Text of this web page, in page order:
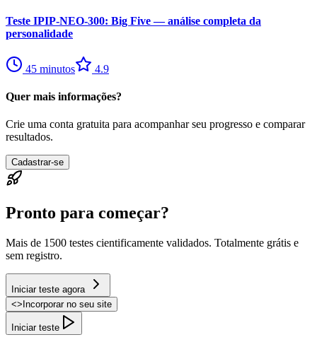
Teste IPIP-NEO-300: Big Five — análise completa da
personalidade
45 minutos 4.9
Quer mais informações?
Crie uma conta gratuita para acompanhar seu progresso e comparar
resultados.
Cadastrar-se
Pronto para começar?
Mais de 1500 testes cientificamente validados. Totalmente grátis e
sem registro.
Iniciar teste agora
<> Incorporar no seu site
Iniciar teste